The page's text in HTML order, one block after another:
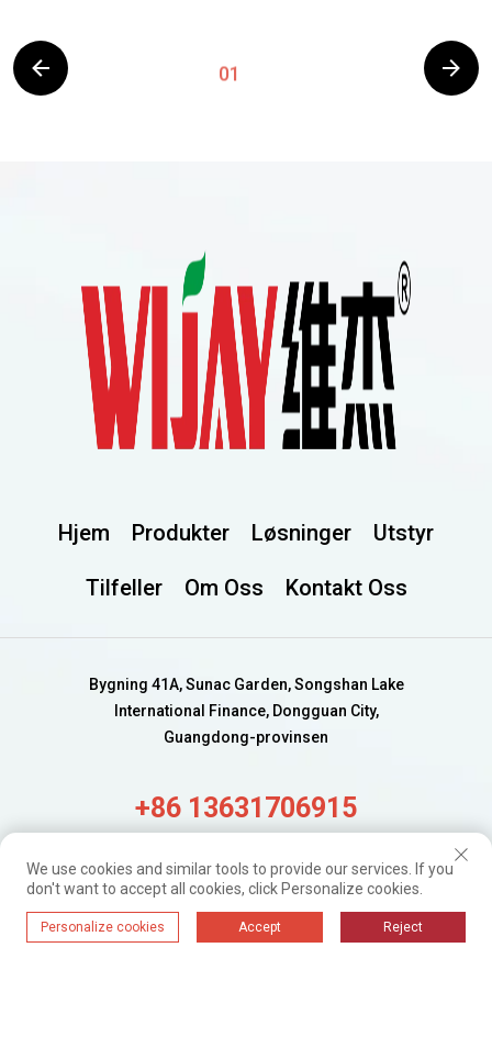
01
Hjem Produkter Løsninger Utstyr
Tilfeller Om Oss Kontakt Oss
Bygning 41A, Sunac Garden, Songshan Lake
International Finance, Dongguan City,
Guangdong-provinsen
+86 13631706915
Få ferske oppdateringer.
Bare abonner
We use cookies and similar tools to provide our services. If you
don't want to accept all cookies, click Personalize cookies.
Personalize cookies Accept Reject